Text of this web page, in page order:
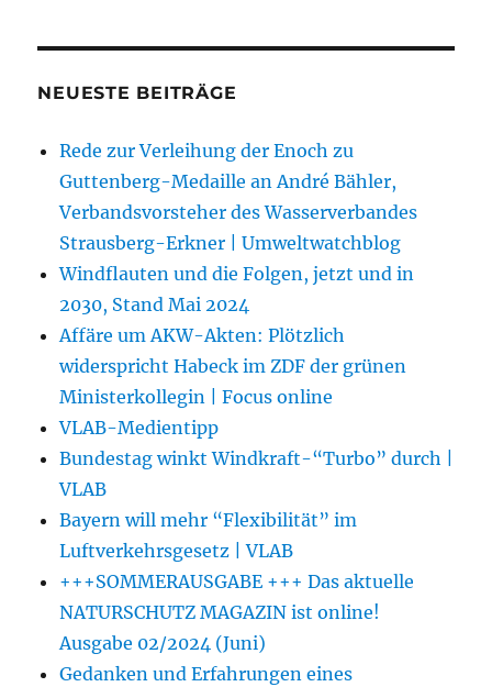
NEUESTE BEITRÄGE
Rede zur Verleihung der Enoch zu
Guttenberg-Medaille an André Bähler,
Verbandsvorsteher des Wasserverbandes
Strausberg-Erkner | Umweltwatchblog
Windflauten und die Folgen, jetzt und in
2030, Stand Mai 2024
Affäre um AKW-Akten: Plötzlich
widerspricht Habeck im ZDF der grünen
Ministerkollegin | Focus online
VLAB-Medientipp
Bundestag winkt Windkraft-“Turbo” durch |
VLAB
Bayern will mehr “Flexibilität” im
Luftverkehrsgesetz | VLAB
+++SOMMERAUSGABE +++ Das aktuelle
NATURSCHUTZ MAGAZIN ist online!
Ausgabe 02/2024 (Juni)
Gedanken und Erfahrungen eines